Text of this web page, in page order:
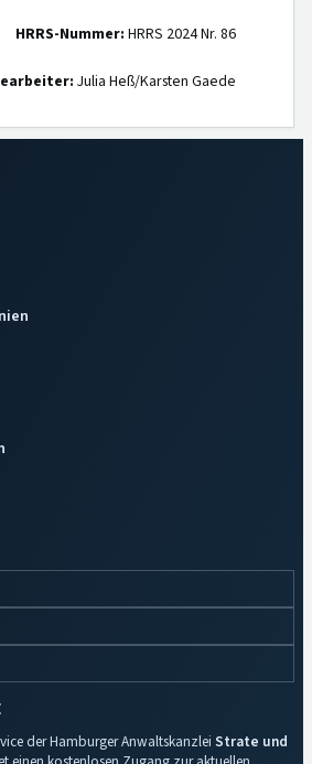
HRRS-Nummer: HRRS 2024 Nr. 86
Julia Heß/Karsten Gaede
der Hamburger Anwaltskanzlei Strate und